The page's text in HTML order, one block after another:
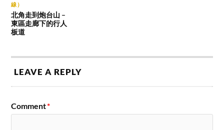
線）
北角走到炮台山 –
東區走廊下的行人
板道
LEAVE A REPLY
Comment*